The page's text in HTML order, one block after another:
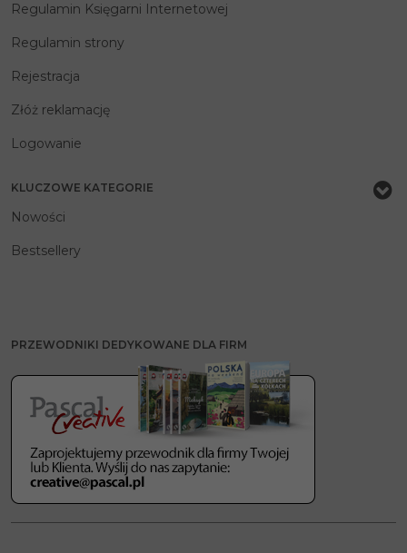
Regulamin Księgarni Internetowej
Regulamin strony
Rejestracja
Złóż reklamację
Logowanie
KLUCZOWE KATEGORIE
Nowości
Bestsellery
PRZEWODNIKI DEDYKOWANE DLA FIRM